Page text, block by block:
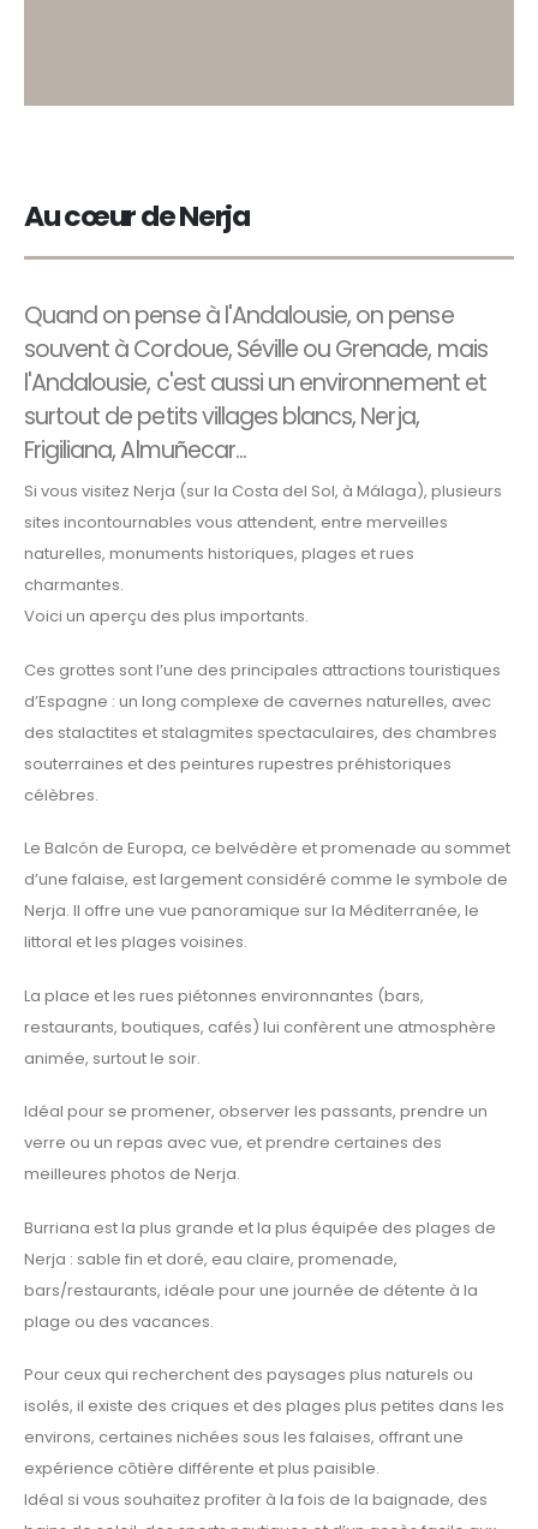
Au cœur de Nerja
Quand on pense à l'Andalousie, on pense
souvent à Cordoue, Séville ou Grenade, mais
l'Andalousie, c'est aussi un environnement et
surtout de petits villages blancs, Nerja,
Frigiliana, Almuñecar...
Si vous visitez Nerja (sur la Costa del Sol, à Málaga), plusieurs
sites incontournables vous attendent, entre merveilles
naturelles, monuments historiques, plages et rues
charmantes.
Voici un aperçu des plus importants.
Ces grottes sont l’une des principales attractions touristiques
d’Espagne : un long complexe de cavernes naturelles, avec
des stalactites et stalagmites spectaculaires, des chambres
souterraines et des peintures rupestres préhistoriques
célèbres.
Le Balcón de Europa, ce belvédère et promenade au sommet
d’une falaise, est largement considéré comme le symbole de
Nerja. Il offre une vue panoramique sur la Méditerranée, le
littoral et les plages voisines.
La place et les rues piétonnes environnantes (bars,
restaurants, boutiques, cafés) lui confèrent une atmosphère
animée, surtout le soir.
Idéal pour se promener, observer les passants, prendre un
verre ou un repas avec vue, et prendre certaines des
meilleures photos de Nerja.
Burriana est la plus grande et la plus équipée des plages de
Nerja : sable fin et doré, eau claire, promenade,
bars/restaurants, idéale pour une journée de détente à la
plage ou des vacances.
Pour ceux qui recherchent des paysages plus naturels ou
isolés, il existe des criques et des plages plus petites dans les
environs, certaines nichées sous les falaises, offrant une
expérience côtière différente et plus paisible.
Idéal si vous souhaitez profiter à la fois de la baignade, des